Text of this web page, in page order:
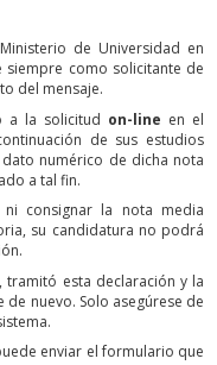
de Universidad en
siempre como solicitante de
del mensaje.
a la solicitud on-line en el
de sus estudios
numérico de dicha nota
a tal fin.
consignar la nota media
su candidatura no podrá
tramitó esta declaración y la
nuevo. Solo asegúrese de
enviar el formulario que